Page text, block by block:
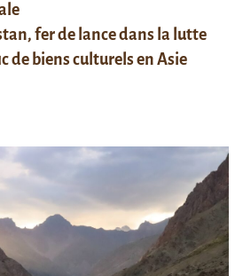
fer de lance dans la lutte
de biens culturels en Asie